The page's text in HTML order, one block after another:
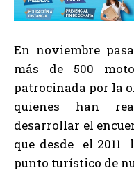
En noviembre
más de 500
patrocinada por la
quienes han
desarrollar el
que desde el 2011
punto turístico de